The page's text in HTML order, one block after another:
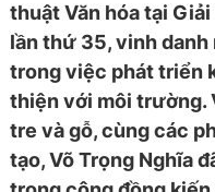
thuật Văn hóa tại
lần thứ 35, vinh
trong việc phát triển
thiện với môi trường.
tre và gỗ, cùng các
tạo, Võ Trọng Nghĩa